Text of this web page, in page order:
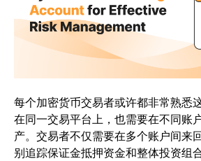
每个加密货币交易者或许都非常熟悉
在同一交易平台上，也需要在不同账
产。交易者不仅需要在多个账户间来
别追踪保证金抵押资金和整体投资组